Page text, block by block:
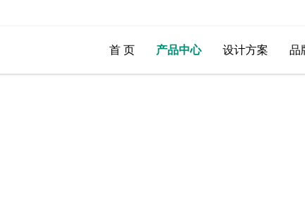
首 页 产品中心 设计方案 品